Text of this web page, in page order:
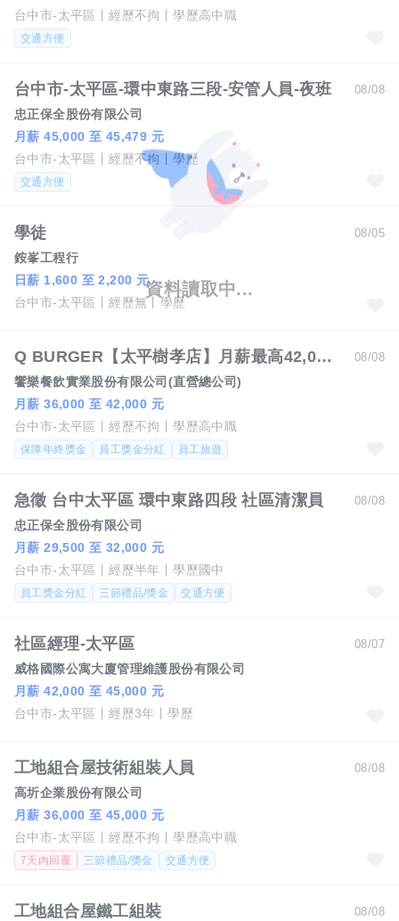
台中市-太平區 經歷不拘 學歷高中職
交通方便
08/08
台中市-太平區-環中東路三段-安管人員-夜班
忠正保全股份有限公司
月薪 45,000 至 45,479 元
台中市-太平區
經歷不拘 學歷
交通方便
08/05
學徒
銨峯工程行
日薪 1,600 至 2,200 元
台中市-太平區
經歷無 學歷
08/08
Q BURGER【太平樹孝店】月薪最高42,000 X儲備幹部一頭班X 歡迎轉職、新鮮人加入
饗樂餐飲實業股份有限公司(直營總公司)
月薪 36,000 至 42,000 元
台中市-太平區
經歷不拘 學歷高中職
保障年終獎金 員工獎金分紅 員工旅遊
08/08
急徵 台中太平區 環中東路四段 社區清潔員
忠正保全股份有限公司
月薪 29,500 至 32,000 元
台中市-太平區
經歷半年 學歷國中
員工獎金分紅 三節禮品/獎金 交通方便
08/07
社區經理-太平區
威格國際公寓大廈管理維護股份有限公司
月薪 42,000 至 45,000 元
台中市-太平區
經歷3年 學歷
08/08
工地組合屋技術組裝人員
高圻企業股份有限公司
月薪 36,000 至 45,000 元
台中市-太平區
經歷不拘 學歷高中職
7天內回覆 三節禮品/獎金 交通方便
08/08
工地組合屋鐵工組裝